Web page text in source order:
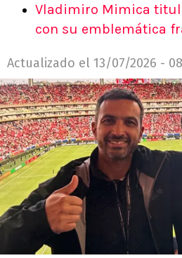
Vladimiro Mimica
con su emblemática
Actualizado el 13/07/2026 -